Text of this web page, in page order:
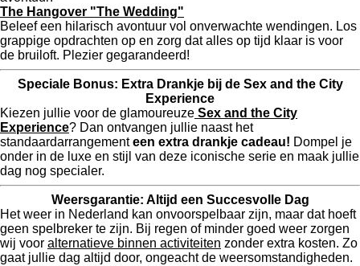
The Hangover "The Wedding"
Beleef een hilarisch avontuur vol onverwachte wendingen. Los
grappige opdrachten op en zorg dat alles op tijd klaar is voor
de bruiloft. Plezier gegarandeerd!
Speciale Bonus: Extra Drankje bij de Sex and the City
Experience
Kiezen jullie voor de glamoureuze Sex and the City
Experience? Dan ontvangen jullie naast het
standaardarrangementeen extra drankje cadeau! Dompel je
onder in de luxe en stijl van deze iconische serie en maak jullie
dag nog specialer.
Weersgarantie: Altijd een Succesvolle Dag
Het weer in Nederland kan onvoorspelbaar zijn, maar dat hoeft
geen spelbreker te zijn. Bij regen of minder goed weer zorgen
wij voor alternatieve binnen activiteiten zonder extra kosten. Zo
gaat jullie dag altijd door, ongeacht de weersomstandigheden.